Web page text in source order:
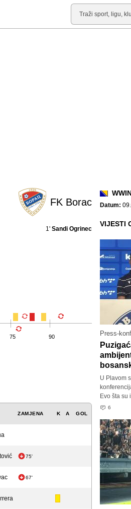
Pretraga
FK Borac
1' Sandi Ogrinec
75 90
ZAMJENA K A GOL
75'
67'
Datum:
VIJESTI
Press-
U Plavom
Evo šta su
6